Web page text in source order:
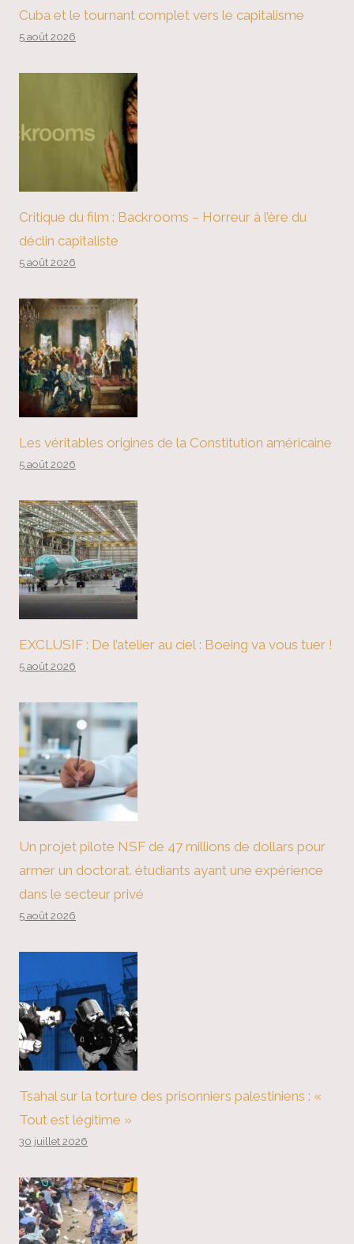
Cuba et le tournant complet vers le capitalisme
5 août 2026
Critique du film : Backrooms – Horreur à l’ère du
déclin capitaliste
5 août 2026
Les véritables origines de la Constitution américaine
5 août 2026
EXCLUSIF : De l’atelier au ciel : Boeing va vous tuer !
5 août 2026
Un projet pilote NSF de 47 millions de dollars pour
armer un doctorat. étudiants ayant une expérience
dans le secteur privé
5 août 2026
Tsahal sur la torture des prisonniers palestiniens : «
Tout est légitime »
30 juillet 2026